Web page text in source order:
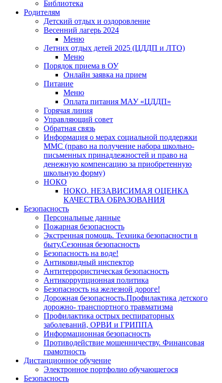
Библиотека
Родителям
Детский отдых и оздоровление
Весенний лагерь 2024
Меню
Летних отдых детей 2025 (ЦДДП и ЛТО)
Меню
Порядок приема в ОУ
Онлайн заявка на прием
Питание
Меню
Оплата питания МАУ «ЦДДП»
Горячая линия
Управляющий совет
Обратная связь
Информация о мерах социальной поддержки
ММС (право на получение набора школьно-
письменных принадлежностей и право на
денежную компенсацию за приобретенную
школьную форму)
НОКО
НОКО. НЕЗАВИСИМАЯ ОЦЕНКА
КАЧЕСТВА ОБРАЗОВАНИЯ
Безопасность
Персональные данные
Пожарная безопасность
Экстренная помощь. Техника безопасности в
быту.Сезонная безопасность
Безопасность на воде!
Антиковидный инспектор
Антитеррористическая безопасность
Антикоррупционная политика
Безопасность на железной дороге!
Дорожная безопасность.Профилактика детского
дорожно- транспортного травматизма
Профилактика острых респираторных
заболеваний, ОРВИ и ГРИППА
Информационная безопасность
Противодействие мошенничеству. Финансовая
грамотность
Дистанционное обучение
Электронное портфолио обучающегося
Безопасность